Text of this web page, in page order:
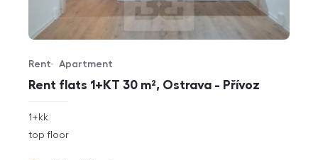
Rent flats 1+KT 30 m², Ostrava - Přívoz
Offer type
Rent
Property type
Apartment
rozměry
disposition
1+kk
funkce
top floor